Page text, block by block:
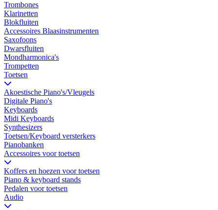
Trombones
Klarinetten
Blokfluiten
Accessoires Blaasinstrumenten
Saxofoons
Dwarsfluiten
Mondharmonica's
Trompetten
Toetsen
Akoestische Piano's/Vleugels
Digitale Piano's
Keyboards
Midi Keyboards
Synthesizers
Toetsen/Keyboard versterkers
Pianobanken
Accessoires voor toetsen
Koffers en hoezen voor toetsen
Piano & keyboard stands
Pedalen voor toetsen
Audio